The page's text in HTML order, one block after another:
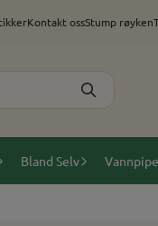
Kontakt ossStump røyken
Bland Selv Vannpipe